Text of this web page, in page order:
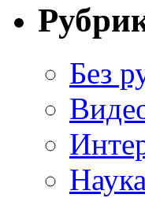
Без
Наука